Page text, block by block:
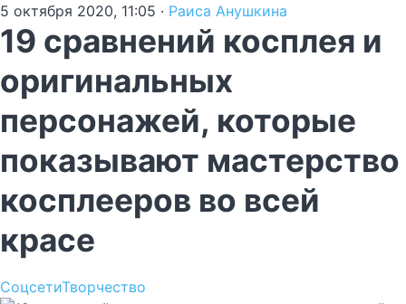
5 октября 2020, 11:05 · Раиса Анушкина
19 сравнений косплея и
оригинальных
персонажей, которые
показывают мастерство
косплееров во всей
красе
СоцсетиТворчество